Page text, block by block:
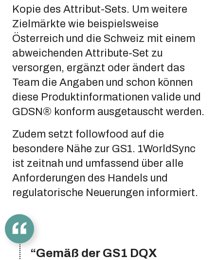
Kopie des Attribut-Sets. Um weitere
Zielmärkte wie beispielsweise
Österreich und die Schweiz mit einem
abweichenden Attribute-Set zu
versorgen, ergänzt oder ändert das
Team die Angaben und schon können
diese Produktinformationen valide und
GDSN® konform ausgetauscht werden.
Zudem setzt followfood auf die
besondere Nähe zur GS1. 1WorldSync
ist zeitnah und umfassend über alle
Anforderungen des Handels und
regulatorische Neuerungen informiert.
“Gemäß der GS1 DQX